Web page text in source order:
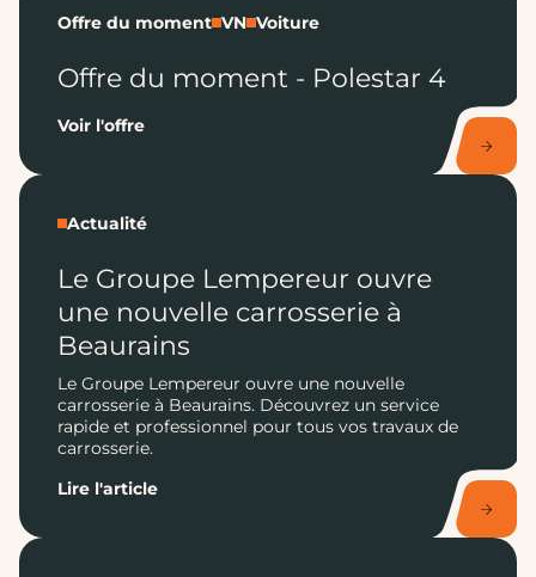
Offre du moment VN Voiture
Offre du moment - Polestar 4
Voir l'offre
Actualité
Le Groupe Lempereur ouvre
une nouvelle carrosserie à
Beaurains
Le Groupe Lempereur ouvre une nouvelle
carrosserie à Beaurains. Découvrez un service
rapide et professionnel pour tous vos travaux de
carrosserie.
Lire l'article